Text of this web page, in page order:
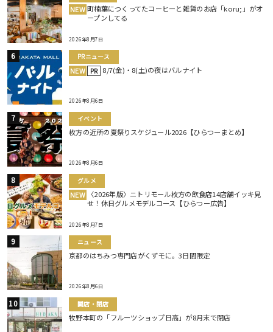
NEW 町楠葉につくってたコーヒーと雑貨のお店「koru;」がオ
ープンしてる
2026年8月7日
PRニュース
NEW PR 8/7(金)・8(土)の夜はバルナイト
2026年8月6日
イベント
枚方の近所の夏祭りスケジュール2026【ひらつーまとめ】
2026年8月6日
グルメ
NEW 〈2026年版〉ニトリモール枚方の飲食店14店舗イッキ見
せ！休日グルメモデルコース【ひらつー広告】
2026年8月7日
ニュース
京都のはちみつ専門店がくずモに。3日間限定
2026年8月6日
開店・閉店
牧野本町の「フルーツショップ日高」が8月末で閉店